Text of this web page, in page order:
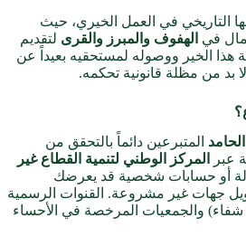
التاريخي في العمل الخيري، حيث
في الهفوف والمبرز والقرى لتقديم
هذا الخير ووصوله لمستحقيه بعيداً عن
لا بد من مظلة قانونية تحكمه.
المتبرعين دائماً بالتحقق من
عبر
المركز الوطني لتنمية القطاع غير
أو حسابات شخصية قد يعرضك
جهات غير مشروعة. القنوات الرسمية
والجمعيات المرخصة في الأحساء